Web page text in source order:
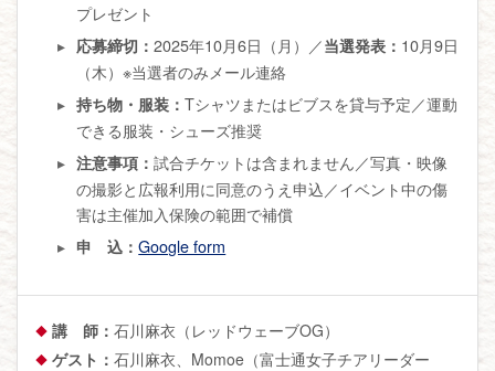
プレゼント
応募締切：2025年10月6日（月）／当選発表： 10月9日
（木）※当選者のみメール連絡
持ち物・服装：Tシャツまたはビブスを貸与予定／運動
できる服装・シューズ推奨
注意事項：試合チケットは含まれません／写真・映像
の撮影と広報利用に同意のうえ申込／イベント中の傷
害は主催加入保険の範囲で補償
申 込：Google form
講 師：石川麻衣（レッドウェーブOG）
ゲスト：石川麻衣、Momoe（富士通女子チアリーダー